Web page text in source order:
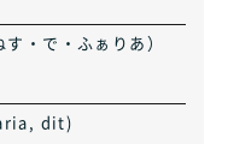
・で・ふぁりあ）
dit)